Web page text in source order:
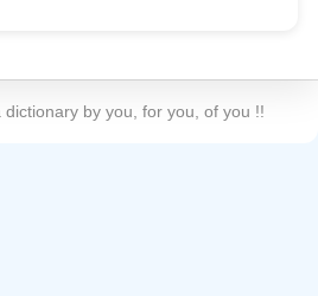
by you, for you, of you !!